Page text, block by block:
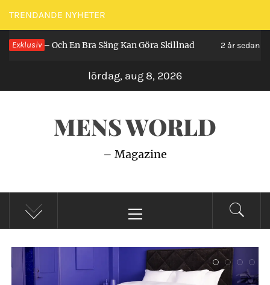
Hoppa
till
innehåll
TRENDANDE NYHETER
Exklusiv
– Och En Bra Säng Kan Göra Skillnad 2 år sedan Så
lördag, aug 8, 2026
MENS WORLD
– Magazine
meny